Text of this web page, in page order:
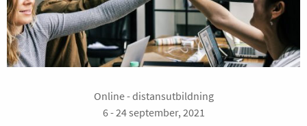
Online - distansutbildning
6 - 24 september, 2021